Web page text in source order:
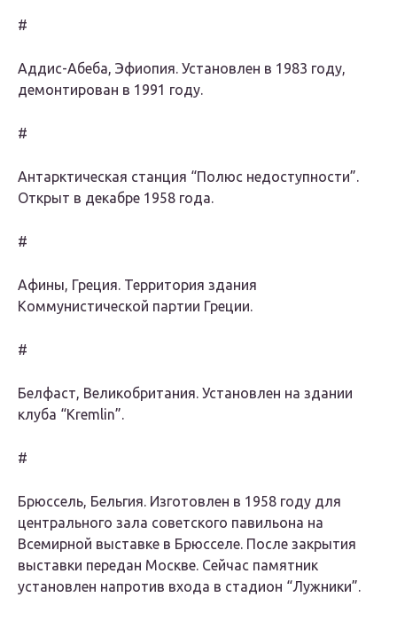
#
Аддис-Абеба, Эфиопия. Установлен в 1983 году,
демонтирован в 1991 году.
#
Антарктическая станция “Полюс недоступности”.
Открыт в декабре 1958 года.
#
Афины, Греция. Территория здания
Коммунистической партии Греции.
#
Белфаст, Великобритания. Установлен на здании
клуба “Kremlin”.
#
Брюссель, Бельгия. Изготовлен в 1958 году для
центрального зала советского павильона на
Всемирной выставке в Брюсселе. После закрытия
выставки передан Москве. Сейчас памятник
установлен напротив входа в стадион “Лужники”.